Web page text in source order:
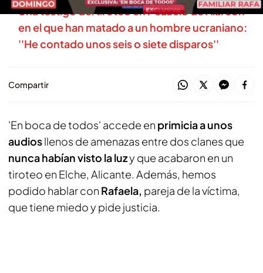
Una testigo del tiroteo en Pozuelo de Alarcón
en el que han matado a un hombre ucraniano:
''He contado unos seis o siete disparos''
Compartir
'En boca de todos' accede en primicia a unos
audiosllenos de amenazas entre dos clanes que
nunca habían visto la luzy que acabaron en un
tiroteo en Elche, Alicante. Además, hemos
podido hablar con Rafaela, pareja de la víctima,
que tiene miedo y pide justicia.